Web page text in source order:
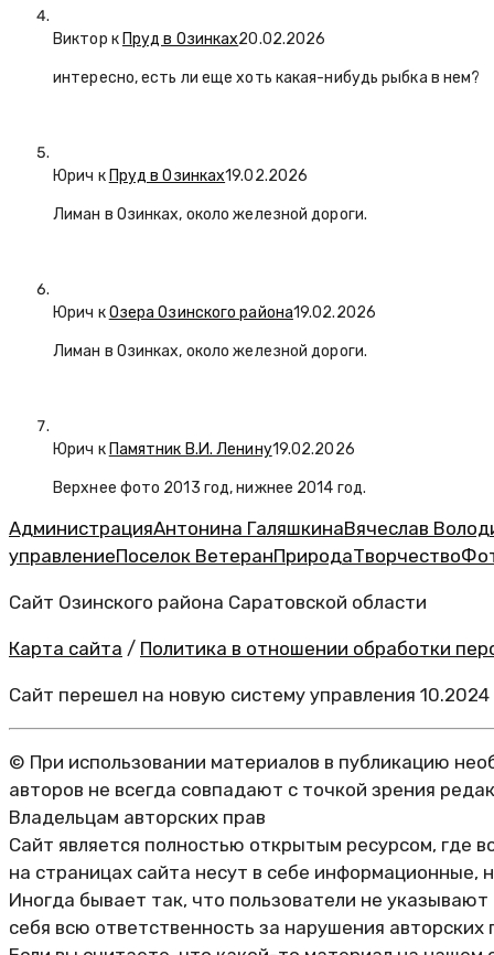
Виктор к Пруд в Озинках20.02.2026
интересно, есть ли еще хоть какая-нибудь рыбка в нем?
Юрич к Пруд в Озинках19.02.2026
Лиман в Озинках, около железной дороги.
Юрич кОзера Озинского района19.02.2026
Лиман в Озинках, около железной дороги.
Юрич к Памятник В.И. Ленину19.02.2026
Верхнее фото 2013 год, нижнее 2014 год.
АдминистрацияАнтонина ГаляшкинаВячеслав
управлениеПоселок ВетеранПриродаТворчество
Сайт Озинского района Саратовской области
Карта сайта / Политика в отношении обработки
Сайт перешел на новую систему управления 10.2024
© При использовании материалов в публикацию
авторов не всегда совпадают с точкой зрения
Владельцам авторских прав
Сайт является полностью открытым ресурсом, где
на страницах сайта несут в себе информационные,
Иногда бывает так, что пользователи не
себя всю ответственность за нарушения авторских